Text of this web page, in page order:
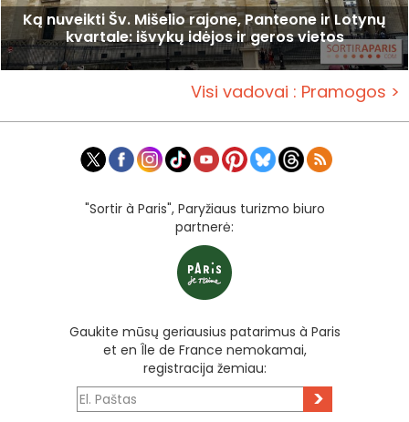
Ką nuveikti Šv. Mišelio rajone, Panteone ir Lotynų
kvartale: išvykų idėjos ir geros vietos
Visi vadovai : Pramogos >
"Sortir à Paris", Paryžiaus turizmo biuro
partnerė:
Gaukite mūsų geriausius patarimus à Paris
et en Île de France nemokamai,
registracija žemiau:
>